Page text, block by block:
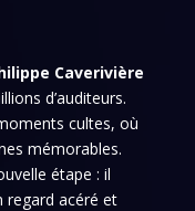
Caverivière
d’auditeurs.
cultes, où
mémorables.
étape : il
regard acéré et